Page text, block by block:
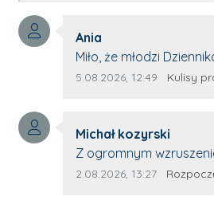
Autor komentarza:
Ania
Treść komentarza:
Miło, że młodzi
młode talenty, które
z nim wywiad, który
Artur.
Data dodania
5.08.2026, 12:49 Źródło
Kulisy pracy
Autor komentarza:
Michał kozyrski
Treść komentarza:
Z ogromnym
materiał. ❤️ Jestem naprawdę dumny z
Data dodania
2.08.2026, 13:27 Źródło
Rozpoczęła się 44.